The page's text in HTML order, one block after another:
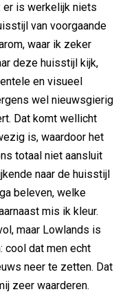
er is werkelijk niets
van voorgaande
waar ik zeker
deze huisstijl kijk,
en visueel
wel nieuwsgierig
Dat komt wellicht
is, waardoor het
totaal niet aansluit
naar de huisstijl
beleven, welke
mis ik kleur.
maar Lowlands is
cool dat men echt
neer te zetten. Dat
zeer waarderen.